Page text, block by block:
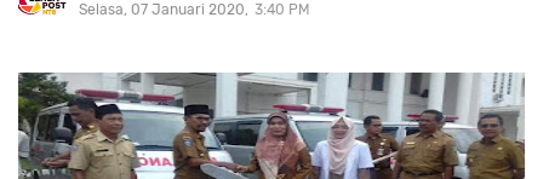
Selasa, 07 Januari 2020
3:40 PM